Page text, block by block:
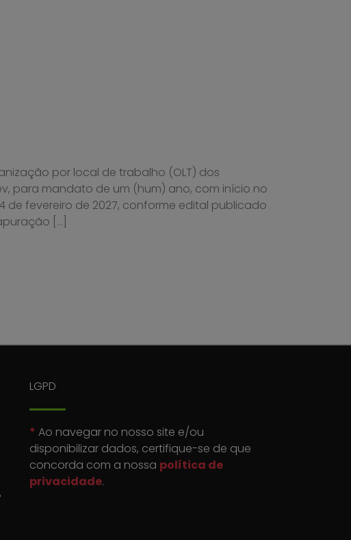
por local de trabalho (OLT) dos
para mandato de um (hum) ano, com início no
de fevereiro de 2027, conforme edital publicado
[…]
LGPD
* Ao navegar no nosso site e/ou
disponibilizar dados, certifique-se de que
concorda com a nossa política de
privacidade.